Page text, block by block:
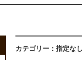
カテゴリー：指定な